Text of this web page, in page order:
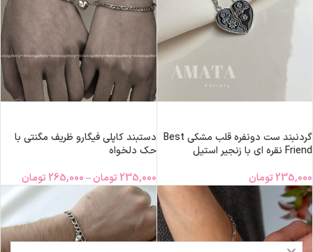
گردنبند ست دونفره قلب مشکی Best
Friend نقره ای با زنجیر استیل
235,000 تومان
دستبند کاپلی فیگارو ظریف مگنتی با
حک دلخواه
235,000 تومان–
265,000 تومان